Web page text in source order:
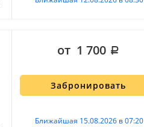
Забронировать
Ближайшая 15.08.2026 в 07:20
от 1 700